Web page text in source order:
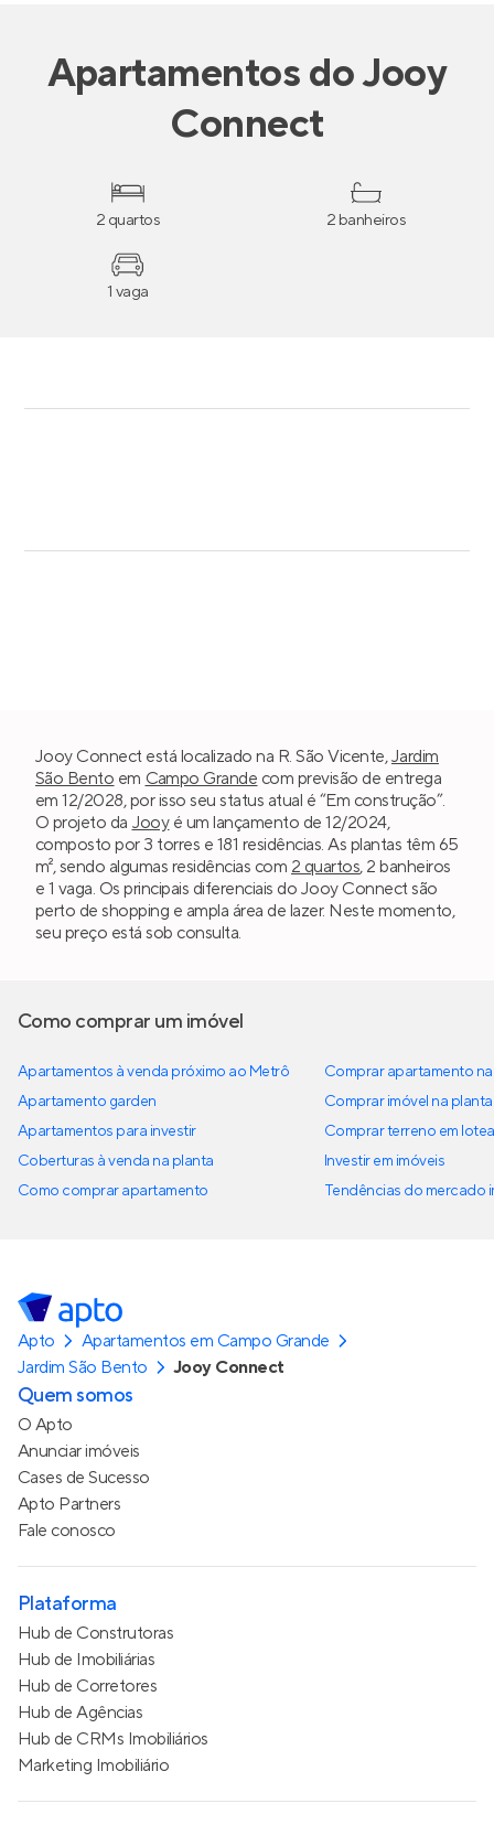
ApartamentosdoJooy
Connect
2 quartos 2 banheiros
1 vaga
Jooy Connect está localizado na R. São Vicente,Jardim
São Bento em Campo Grande com previsão de entrega
em 12/2028, por isso seu status atual é “Em construção”.
O projeto da Jooyé um lançamento de 12/2024,
composto por 3 torres e 181 residências. As plantas têm 65
m², sendo algumas residências com 2 quartos, 2 banheiros
e 1 vaga. Os principais diferenciais do Jooy Connect são
perto de shopping e ampla área de lazer. Neste momento,
seu preço está sob consulta.
Como comprar um imóvel
Apartamentos à venda próximo ao Metrô
Apartamento garden
Apartamentos para investir
Coberturas à venda na planta
Como comprar apartamento
Comprar apartamento
Comprar imóvel na planta
Comprar terreno em
Investir em imóveis
Tendências do mercado
Apto
Apartamentos em Campo Grande
Jardim São Bento
Jooy Connect
Quem somos
O Apto
Anunciar imóveis
Cases de Sucesso
Apto Partners
Fale conosco
Plataforma
Hub de Construtoras
Hub de Imobiliárias
Hub de Corretores
Hub de Agências
Hub de CRMs Imobiliários
Marketing Imobiliário